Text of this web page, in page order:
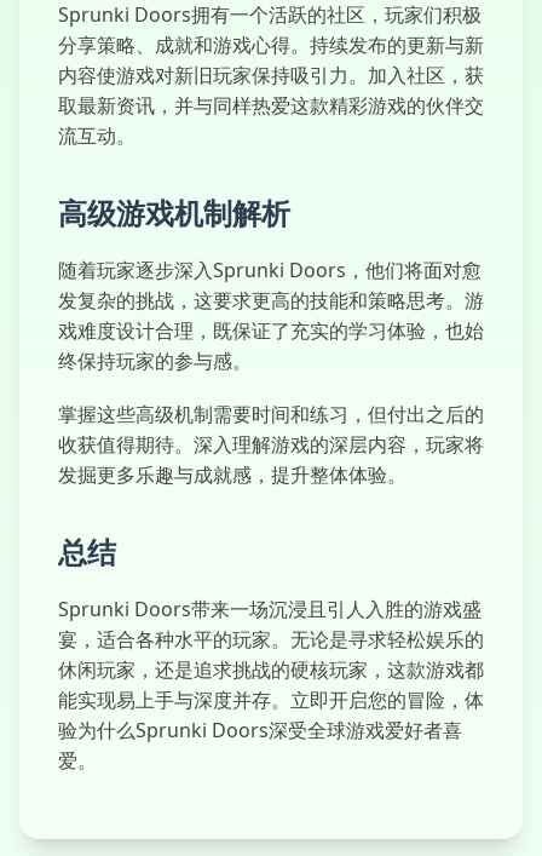
Sprunki Doors拥有一个活跃的社区，玩家们积极
分享策略、成就和游戏心得。持续发布的更新与新
内容使游戏对新旧玩家保持吸引力。加入社区，获
取最新资讯，并与同样热爱这款精彩游戏的伙伴交
流互动。
高级游戏机制解析
随着玩家逐步深入Sprunki Doors，他们将面对愈
发复杂的挑战，这要求更高的技能和策略思考。游
戏难度设计合理，既保证了充实的学习体验，也始
终保持玩家的参与感。
掌握这些高级机制需要时间和练习，但付出之后的
收获值得期待。深入理解游戏的深层内容，玩家将
发掘更多乐趣与成就感，提升整体体验。
总结
Sprunki Doors带来一场沉浸且引人入胜的游戏盛
宴，适合各种水平的玩家。无论是寻求轻松娱乐的
休闲玩家，还是追求挑战的硬核玩家，这款游戏都
能实现易上手与深度并存。立即开启您的冒险，体
验为什么Sprunki Doors深受全球游戏爱好者喜
爱。